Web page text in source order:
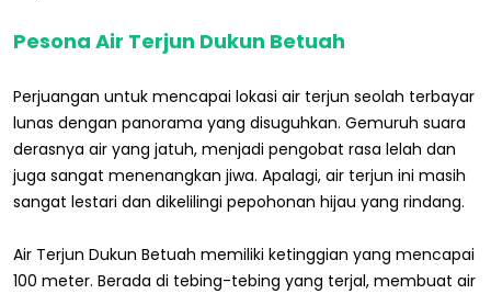
Pesona Air Terjun Dukun Betuah
Perjuangan untuk mencapai lokasi air terjun seolah terbayar
lunas dengan panorama yang disuguhkan. Gemuruh suara
derasnya air yang jatuh, menjadi pengobat rasa lelah dan
juga sangat menenangkan jiwa. Apalagi, air terjun ini masih
sangat lestari dan dikelilingi pepohonan hijau yang rindang.
Air Terjun Dukun Betuah memiliki ketinggian yang mencapai
100 meter. Berada di tebing-tebing yang terjal, membuat air